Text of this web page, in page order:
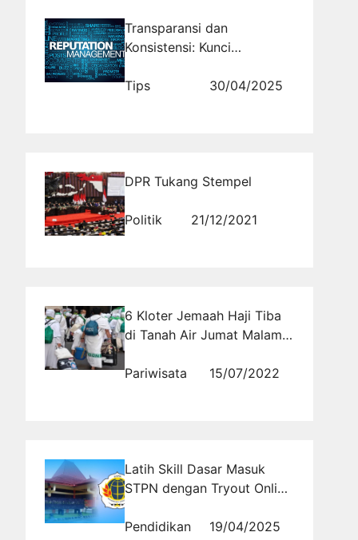
Transparansi dan
Konsistensi: Kunci
Pelanggan Digital
Tips 30/04/2025
DPR Tukang Stempel
Politik 21/12/2021
6 Kloter Jemaah Haji Tiba
di Tanah Air Jumat Malam,
Pariwisata
15/07/2022
Latih Skill Dasar Masuk
STPN dengan Tryout Online
Pendidikan
19/04/2025